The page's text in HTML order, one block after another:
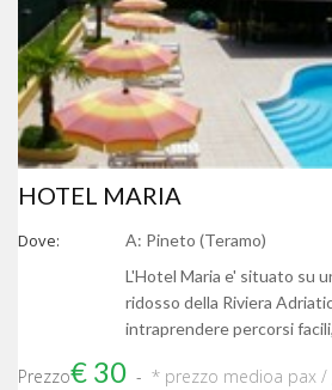
HOTEL MARIA
Dove:
A: Pineto (Teramo)
L'Hotel Maria e' situato su
ridosso della Riviera
intraprendere percorsi
Prezzo€ 30 * prezzo medioa pax /